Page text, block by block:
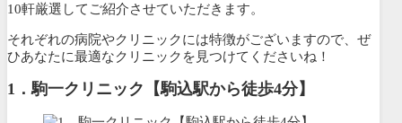
10軒厳選してご紹介させていただきます。
それぞれの病院やクリニックには特徴がございますので、ぜ
ひあなたに最適なクリニックを見つけてくださいね！
1．駒一クリニック【駒込駅から徒歩4分】